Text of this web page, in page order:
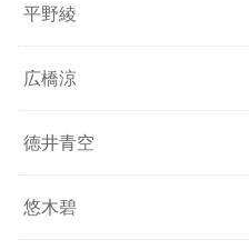
平野綾
広橋涼
徳井青空
悠木碧